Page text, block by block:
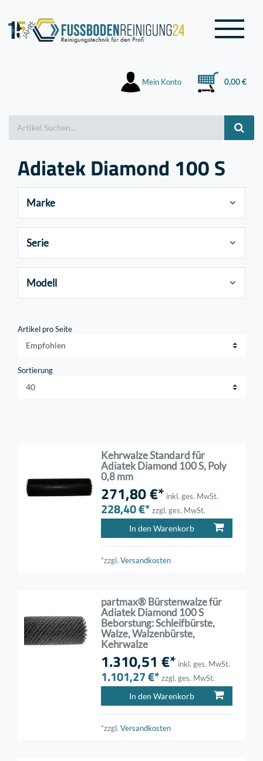
Mein Konto 0,00 €
Adiatek Diamond 100 S
Marke
Serie
Modell
Artikel pro Seite
Sortierung
Kehrwalze Standard für
Adiatek Diamond 100 S, Poly
0,8 mm
271,80 €* inkl. ges. MwSt.
228,40 €* zzgl. ges. MwSt.
In den Warenkorb
*zzgl.Versandkosten
partmax® Bürstenwalze für
Adiatek Diamond 100 S
Beborstung: Schleifbürste,
Walze, Walzenbürste,
Kehrwalze
1.310,51 €* inkl. ges. MwSt.
1.101,27 €* zzgl. ges. MwSt.
In den Warenkorb
*zzgl.Versandkosten